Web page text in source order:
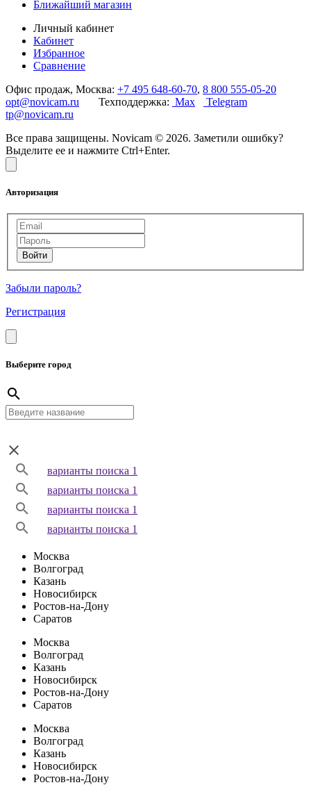
Ближайший магазин
Личный кабинет
Кабинет
Избранное
Сравнение
Офис продаж, Москва: +7 495 648-60-70, 8 800 555-05-20
opt@novicam.ru Техподдержка: Max
Telegram
tp@novicam.ru
Все права защищены. Novicam © 2026. Заметили ошибку?
Выделите ее и нажмите Ctrl+Enter.
Авторизация
Забыли пароль?
Регистрация
Выберите город
варианты поиска 1
варианты поиска 1
варианты поиска 1
варианты поиска 1
Москва
Волгоград
Казань
Новосибирск
Ростов-на-Дону
Саратов
Москва
Волгоград
Казань
Новосибирск
Ростов-на-Дону
Саратов
Москва
Волгоград
Казань
Новосибирск
Ростов-на-Дону